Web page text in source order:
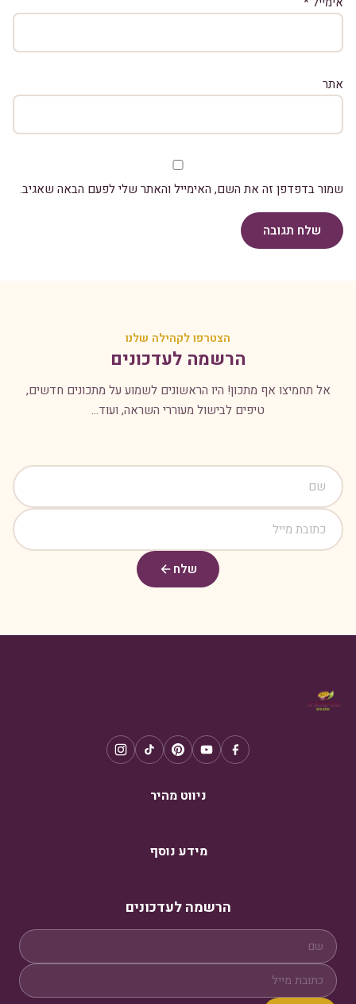
אתר
שמור בדפדפן זה את השם, האימייל והאתר שלי לפעם הבאה שאגיב.
שלח תגובה
הצטרפו לקהילה שלנו
הרשמה לעדכונים
אל תחמיצו אף מתכון! היו הראשונים לשמוע על מתכונים חדשים,
טיפים לבישול מעוררי השראה, ועוד...
שלח
ניווט מהיר
מידע נוסף
הרשמה לעדכונים